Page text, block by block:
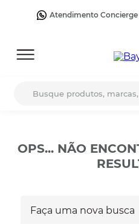
Atendimento Concierge
OPS... NÃO